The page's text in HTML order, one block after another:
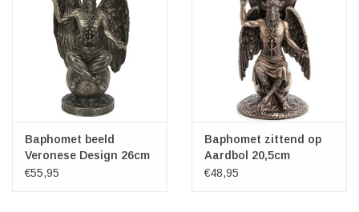
Baphomet beeld
Veronese Design 26cm
€55,95
Baphomet zittend op
Aardbol 20,5cm
Veronese Design
€48,95